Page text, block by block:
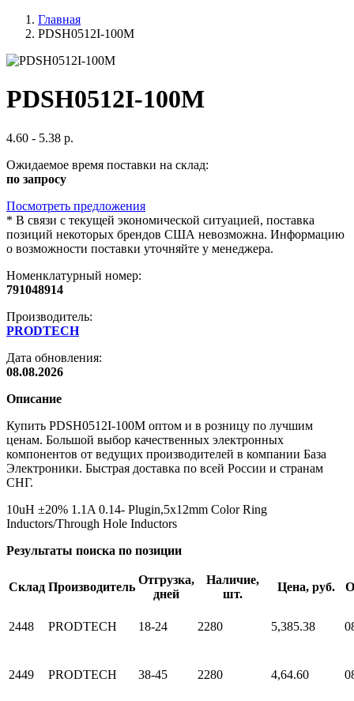
Главная
PDSH0512I-100M
PDSH0512I-100M
4.60 - 5.38 р.
Ожидаемое время поставки на склад:
по запросу
Посмотреть предложения
* В связи с текущей экономической ситуацией, поставка
позиций некоторых брендов США невозможна. Информацию
о возможности поставки уточняйте у менеджера.
Номенклатурный номер:
791048914
Производитель:
PRODTECH
Дата обновления:
08.08.2026
Описание
Купить PDSH0512I-100M оптом и в розницу по лучшим
ценам. Большой выбор качественных электронных
компонентов от ведущих производителей в компании База
Электроники. Быстрая доставка по всей России и странам
СНГ.
10uH ±20% 1.1A 0.14- Plugin,5x12mm Color Ring
Inductors/Through Hole Inductors
Результаты поиска по позиции
Склад Производитель
Отгрузка,
дней
Наличие,
шт.
Цена, руб.
2448 PRODTECH 18-24 2280 5,385.38
2449 PRODTECH 38-45 2280 4,64.60